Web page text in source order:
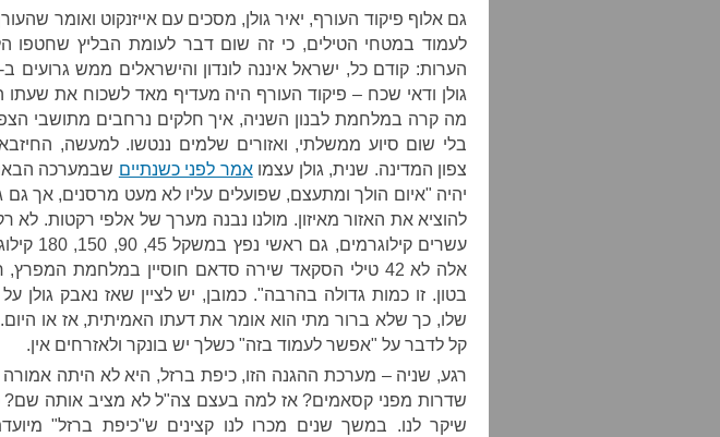
גם אלוף פיקוד העורף, יאיר גולן, מסכים עם אייזנקוט ואומר
לעמוד במטחי הטילים, כי זה שום דבר לעומת הבליץ שחטפו
גולן ודאי שכח – פיקוד העורף היה מעדיף מאד לשכוח את שעתו
מה קרה במלחמת לבנון השניה, איך חלקים נרחבים מתושבי
בלי שום סיוע ממשלתי, ואזורים שלמים ננטשו. למעשה,
צפון המדינה. שנית, גולן עצמואמר לפני כשנתיים שבמערכה
יהיה "איום הולך ומתעצם, שפועלים עליו לא מעט מרסנים, אך גם
להוציא את האזור מאיזון. מולנו נבנה מערך של אלפי רקטות. לא
עשרים
אלה לא 42 טילי הסקאד שירה סדאם חוסיין במלחמת
בטון. זו כמות גדולה בהרבה". כמובן, יש לציין שאז נאבק גולן
שלו, כך שלא ברור מתי הוא אומר את דעתו האמיתית, אז או
קל לדבר על "אפשר לעמוד בזה" כשלך יש בונקר ולאזרחים אין.
רגע, שניה – מערכת ההגנה הזו, כיפת ברזל, היא לא היתה אמורה
שדרות מפני קסאמים? אז למה בעצם צה"ל לא מציב אותה שם?
שיקר לנו. במשך שנים מכרו לנו קצינים ש"כיפת ברזל"